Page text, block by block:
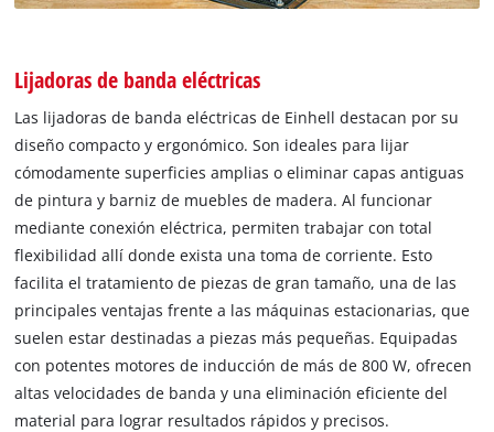
Lijadoras de banda eléctricas
Las lijadoras de banda eléctricas de Einhell destacan por su
diseño compacto y ergonómico. Son ideales para lijar
cómodamente superficies amplias o eliminar capas antiguas
de pintura y barniz de muebles de madera. Al funcionar
mediante conexión eléctrica, permiten trabajar con total
flexibilidad allí donde exista una toma de corriente. Esto
facilita el tratamiento de piezas de gran tamaño, una de las
principales ventajas frente a las máquinas estacionarias, que
suelen estar destinadas a piezas más pequeñas. Equipadas
con potentes motores de inducción de más de 800 W, ofrecen
altas velocidades de banda y una eliminación eficiente del
material para lograr resultados rápidos y precisos.